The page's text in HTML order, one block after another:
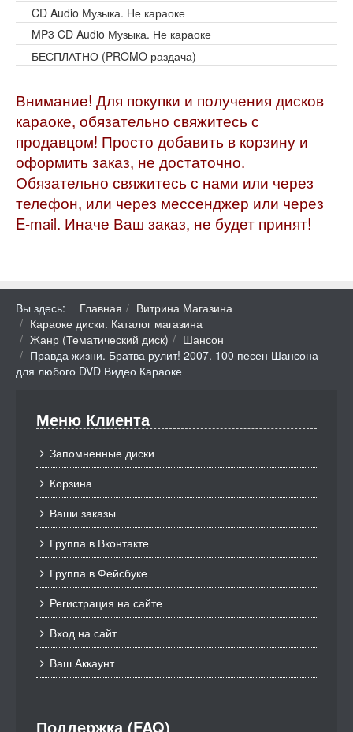
CD Audio Музыка. Не караоке
MP3 CD Audio Музыка. Не караоке
БЕСПЛАТНО (PROMO раздача)
Внимание! Для покупки и получения дисков
караоке, обязательно свяжитесь с
продавцом! Просто добавить в корзину и
оформить заказ, не достаточно.
Обязательно свяжитесь с нами или через
телефон, или через мессенджер или через
E-mail. Иначе Ваш заказ, не будет принят!
Вы здесь: Главная
Витрина Магазина
Караоке диски. Каталог магазина
Жанр (Тематический диск)
Шансон
Правда жизни. Братва рулит! 2007. 100 песен Шансона
для любого DVD Видео Караоке
Меню Клиента
Запомненные диски
Корзина
Ваши заказы
Группа в Вконтакте
Группа в Фейсбуке
Регистрация на сайте
Вход на сайт
Ваш Аккаунт
Поддержка (FAQ)